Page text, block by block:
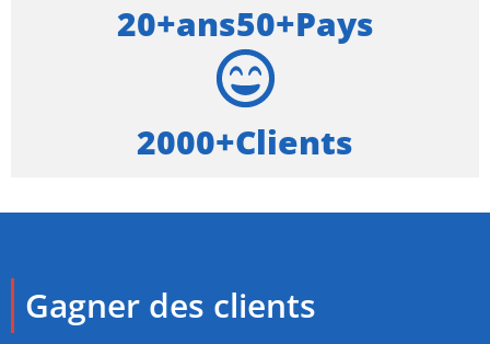
20+ans50+Pays
2000+Clients
Gagner des clients